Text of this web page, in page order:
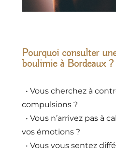
Pourquoi consulter
boulimie à Bordeaux ?
• Vous cherchez à
compulsions ?
• Vous n’arrivez pas à
vos émotions ?
• Vous vous sentez